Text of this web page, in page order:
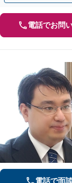
電話でお問
電話で面